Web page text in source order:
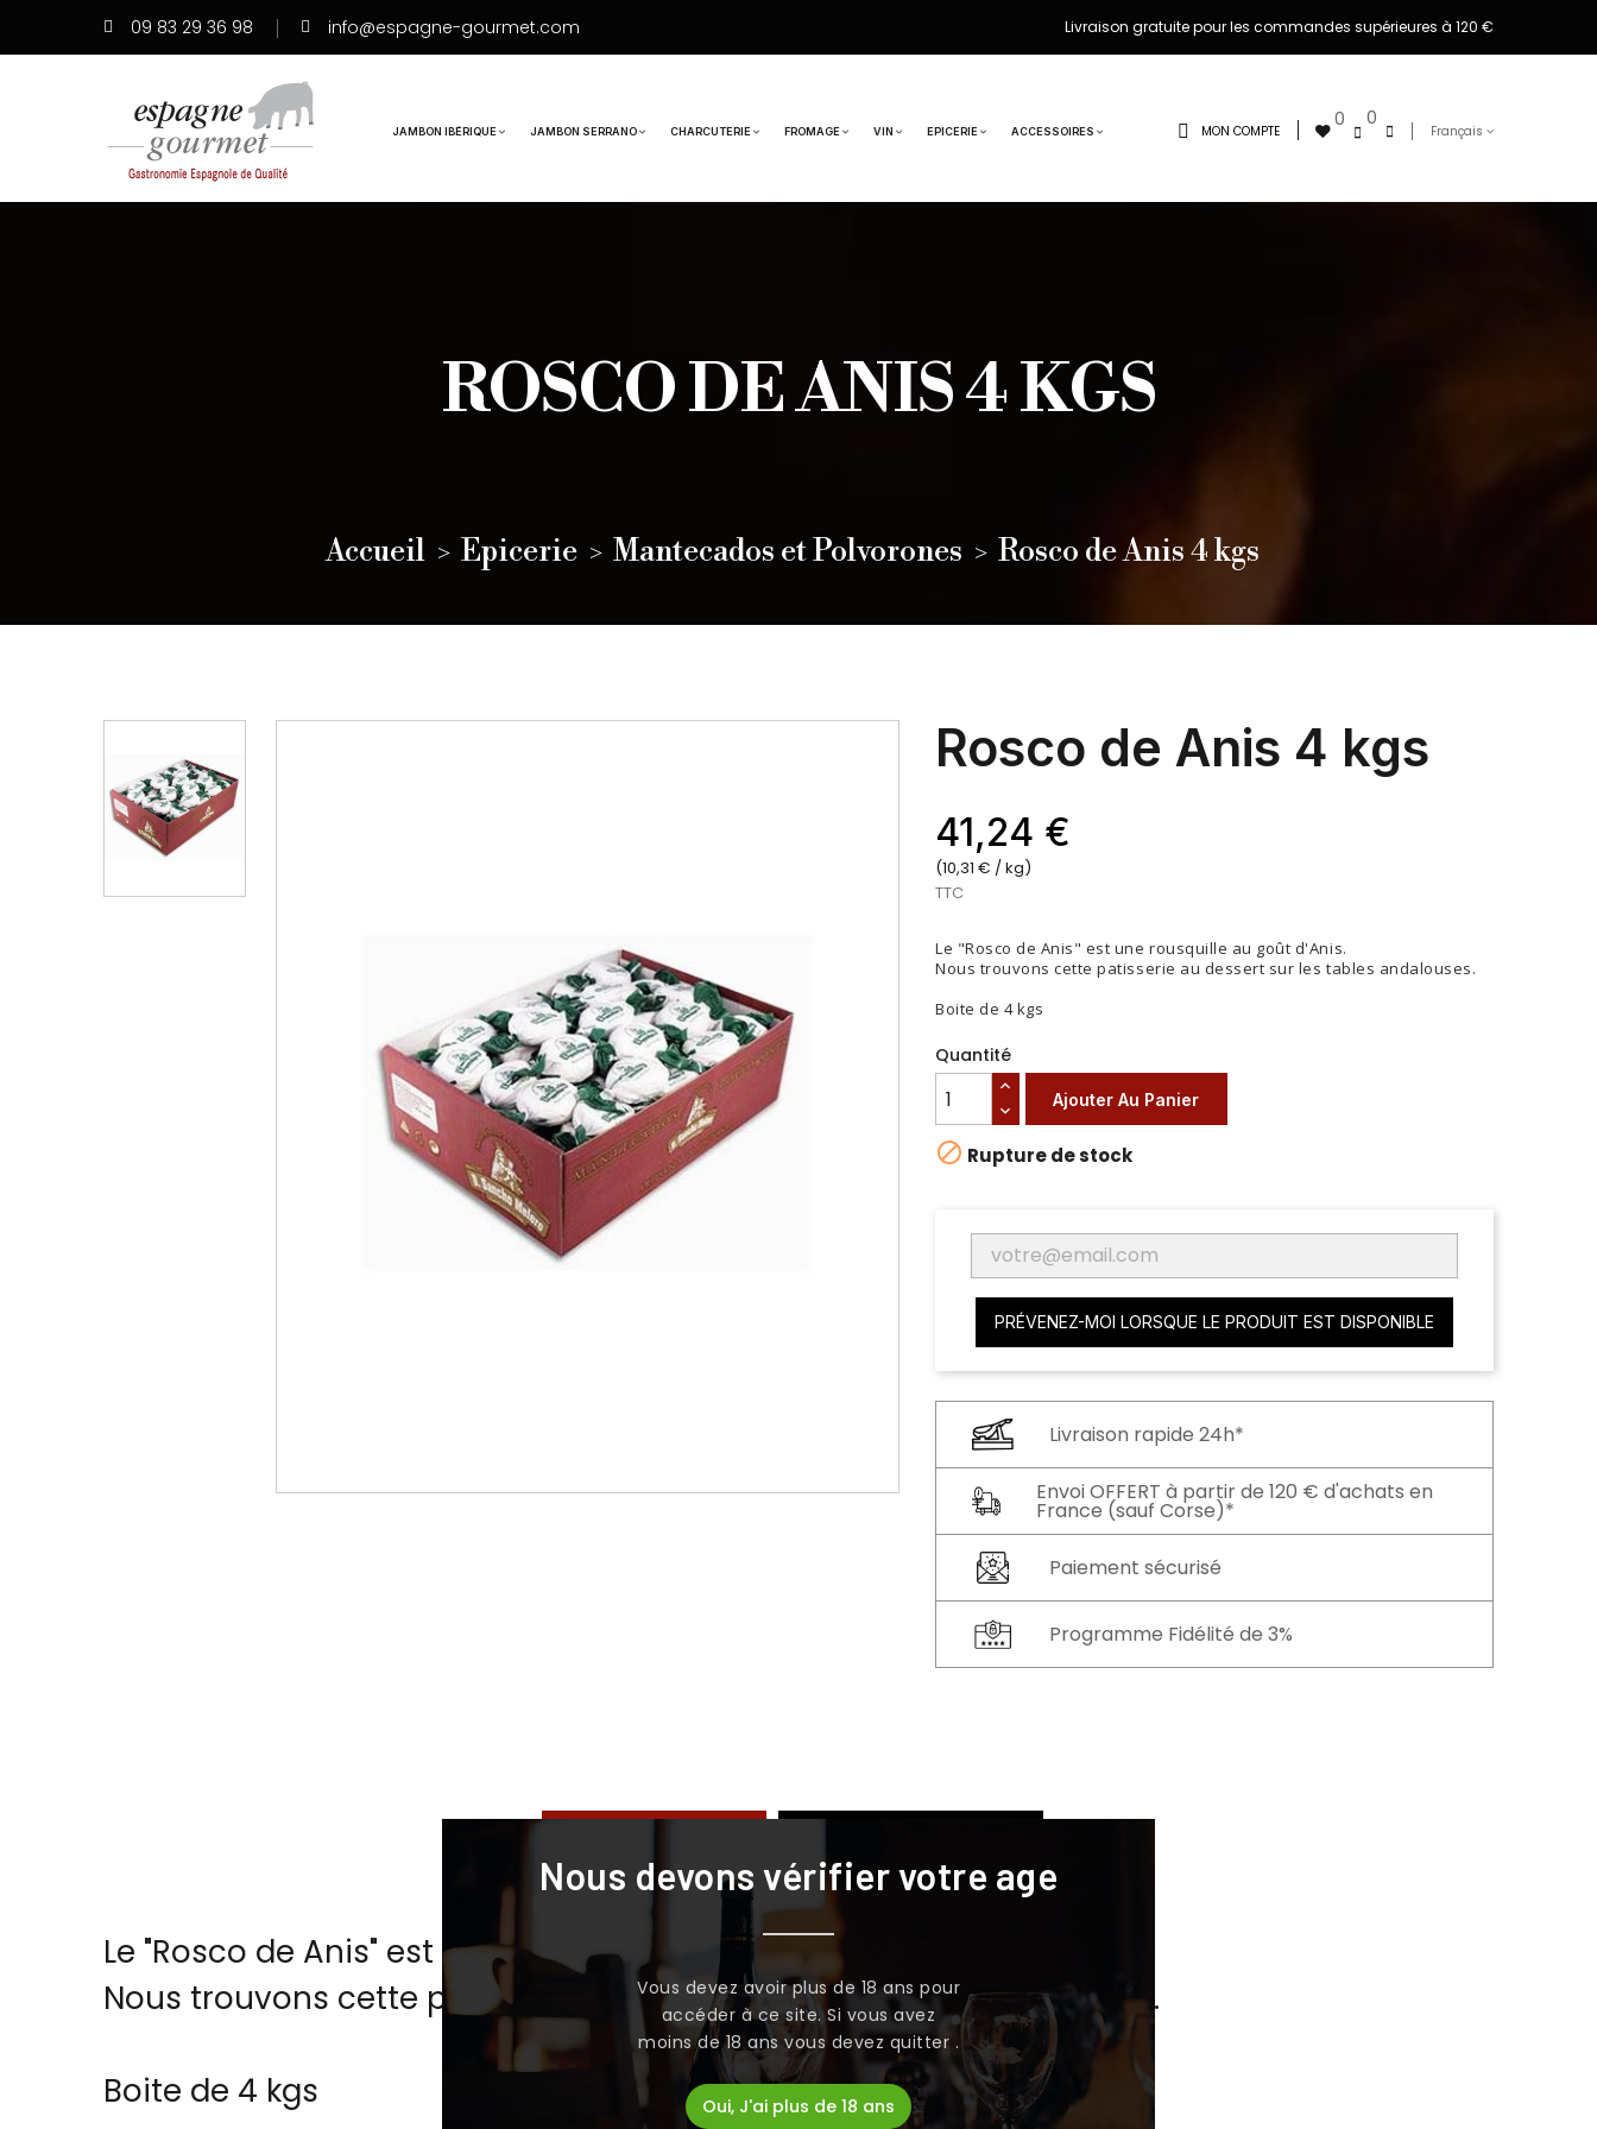
09 83 29 36 98 info@espagne-gourmet.com Livraison gratuite pour les commandes supérieures à 120 €
JAMBON IBÉRIQUE JAMBON SERRANO CHARCUTERIE FROMAGE VIN EPICERIE ACCESSOIRES Français
0
0
MON COMPTE
ROSCO DE ANIS 4 KGS
Accueil Epicerie Mantecados et Polvorones Rosco de Anis 4 kgs
Rosco de Anis 4 kgs
41,24 €
(10,31 € / kg)
TTC
Le "Rosco de Anis" est une rousquille au goût d'Anis.
Nous trouvons cette patisserie au dessert sur les tables andalouses.
Boite de 4 kgs
Quantité
Ajouter Au Panier
 Rupture de stock
PRÉVENEZ-MOI LORSQUE LE PRODUIT EST DISPONIBLE
Livraison rapide 24h*
Envoi OFFERT à partir de 120 € d'achats en
France (sauf Corse)*
Paiement sécurisé
Programme Fidélité de 3%
Le "Rosco de Anis" est une rousquille au goût d'Anis.
Nous trouvons cette patisserie au dessert sur les tables andalouses.
Boite de 4 kgs
Nous devons vérifier votre age
Vous devez avoir plus de 18 ans pour
accéder à ce site. Si vous avez
moins de 18 ans vous devez quitter .
Oui, J'ai plus de 18 ans